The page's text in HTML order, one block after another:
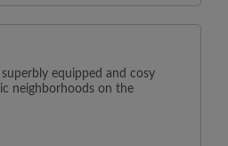
equipped and cosy
neighborhoods on the